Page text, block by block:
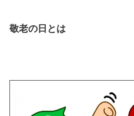
敬老の日とは